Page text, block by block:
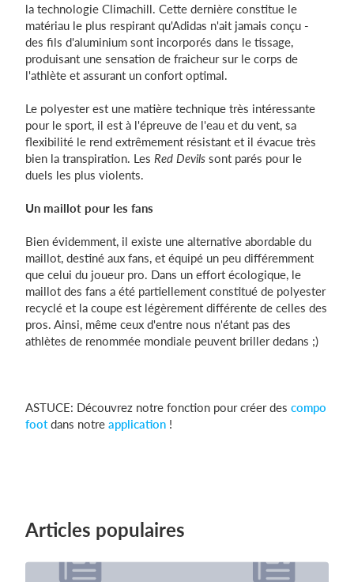
la technologie Climachill. Cette dernière constitue le
matériau le plus respirant qu'Adidas n'ait jamais conçu -
des fils d'aluminium sont incorporés dans le tissage,
produisant une sensation de fraicheur sur le corps de
l'athlète et assurant un confort optimal.
Le polyester est une matière technique très intéressante
pour le sport, il est à l'épreuve de l'eau et du vent, sa
flexibilité le rend extrêmement résistant et il évacue très
bien la transpiration. Les Red Devils sont parés pour le
duels les plus violents.
Un maillot pour les fans
Bien évidemment, il existe une alternative abordable du
maillot, destiné aux fans, et équipé un peu différemment
que celui du joueur pro. Dans un effort écologique, le
maillot des fans a été partiellement constitué de polyester
recyclé et la coupe est légèrement différente de celles des
pros. Ainsi, même ceux d'entre nous n'étant pas des
athlètes de renommée mondiale peuvent briller dedans ;)
ASTUCE: Découvrez notre fonction pour créer des compo
footdans notre application !
Articles populaires